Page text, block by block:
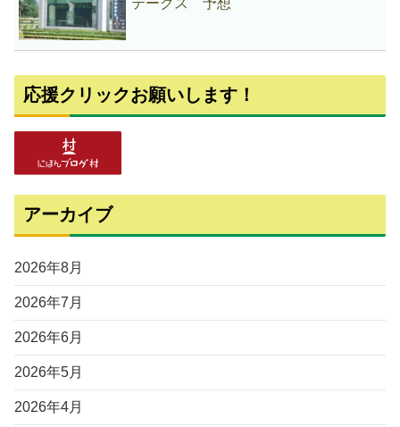
応援クリックお願いします！
アーカイブ
2026年8月
2026年7月
2026年6月
2026年5月
2026年4月